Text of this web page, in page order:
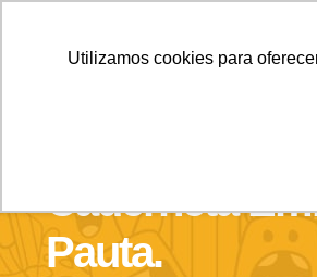
Utilizamos cookies para
Caderneta
Pauta.